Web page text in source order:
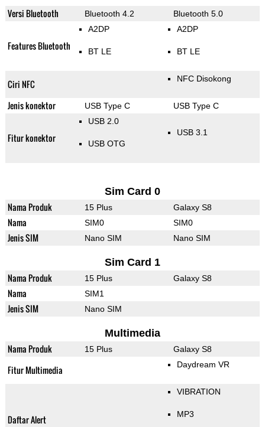
Versi Bluetooth Bluetooth 4.2 Bluetooth 5.0
Features Bluetooth
A2DP
BT LE
A2DP
BT LE
Ciri NFC NFC Disokong
Jenis konektor USB Type C USB Type C
Fitur konektor
USB 2.0
USB OTG
USB 3.1
Sim Card 0
Nama Produk 15 Plus Galaxy S8
Nama SIM0 SIM0
Jenis SIM Nano SIM Nano SIM
Sim Card 1
Nama Produk 15 Plus Galaxy S8
Nama SIM1
Jenis SIM Nano SIM
Multimedia
Nama Produk 15 Plus Galaxy S8
Fitur Multimedia Daydream VR
Daftar Alert
VIBRATION
MP3